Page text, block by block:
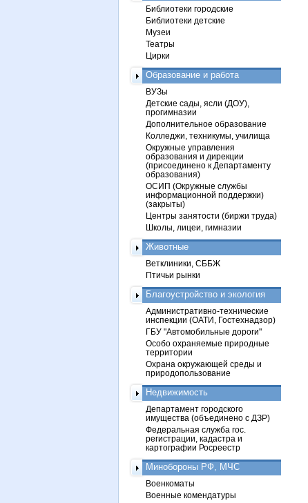
Библиотеки городские
Библиотеки детские
Музеи
Театры
Цирки
Образование и работа
ВУЗы
Детские сады, ясли (ДОУ),
прогимназии
Дополнительное образование
Колледжи, техникумы, училища
Окружные управления
образования и дирекции
(присоединено к Департаменту
образования)
ОСИП (Окружные службы
информационной поддержки)
(закрыты)
Центры занятости (биржи труда)
Школы, лицеи, гимназии
Животные
Ветклиники, СББЖ
Птичьи рынки
Благоустройство и экология
Административно-технические
инспекции (ОАТИ, Гостехнадзор)
ГБУ "Автомобильные дороги"
Особо охраняемые природные
территории
Охрана окружающей среды и
природопользование
Недвижимость
Департамент городского
имущества (объединено с ДЗР)
Федеральная служба гос.
регистрации, кадастра и
картографии Росреестр
Минобороны РФ, МЧС
Военкоматы
Военные комендатуры